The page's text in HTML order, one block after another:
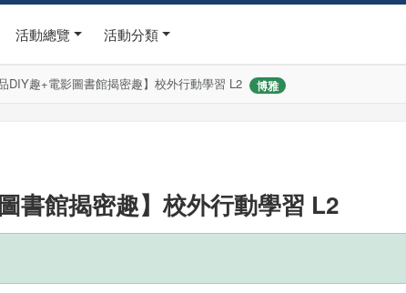
活動總覽 活動分類
DIY趣+電影圖書館揭密趣】校外行動學習 L2 博雅
書館揭密趣】校外行動學習 L2